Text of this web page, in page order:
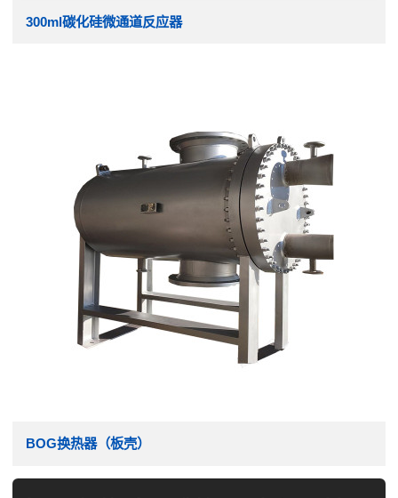
300ml碳化硅微通道反应器
BOG换热器（板壳）